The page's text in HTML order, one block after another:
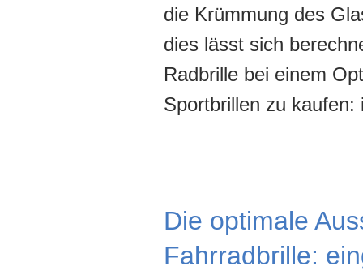
die Krümmung des
dies lässt sich
Radbrille bei einem
Sportbrillen zu
Die optimale
Fahrradbrille: